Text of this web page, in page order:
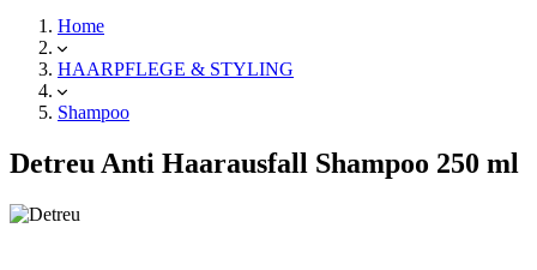
Home
HAARPFLEGE & STYLING
Shampoo
Detreu Anti Haarausfall Shampoo 250 ml